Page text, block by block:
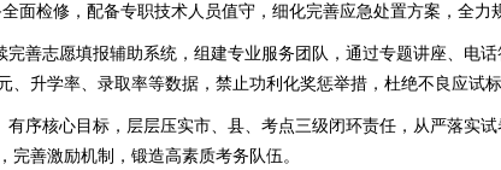
检修，配备专职技术人员值守，细化完善应急处置方案，全力
善志愿填报辅助系统，组建专业服务团队，通过专题讲座、电
升学率、录取率等数据，禁止功利化奖惩举措，杜绝不良应试
序核心目标，层层压实市、县、考点三级闭环责任，从严落实
善激励机制，锻造高素质考务队伍。